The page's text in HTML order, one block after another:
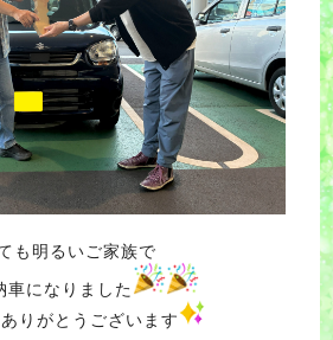
も明るいご家族で
車になりました
りがとうございます